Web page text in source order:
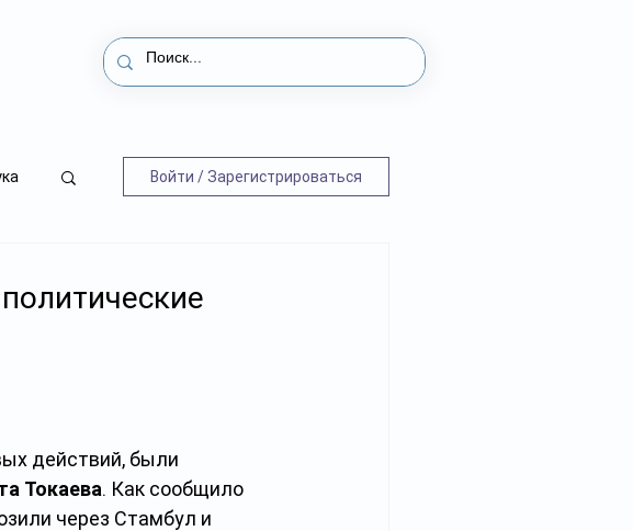
Войти / Зарегистрироваться
действий, были
Токаева. Как сообщило
через Стамбул и